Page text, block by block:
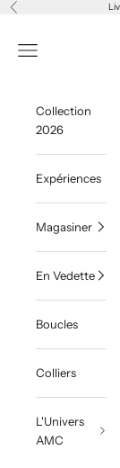
Passer au contenu
Précédent
Menu
Collection
2026
Expériences
Magasiner
En Vedette
Boucles
Colliers
L'Univers
AMC